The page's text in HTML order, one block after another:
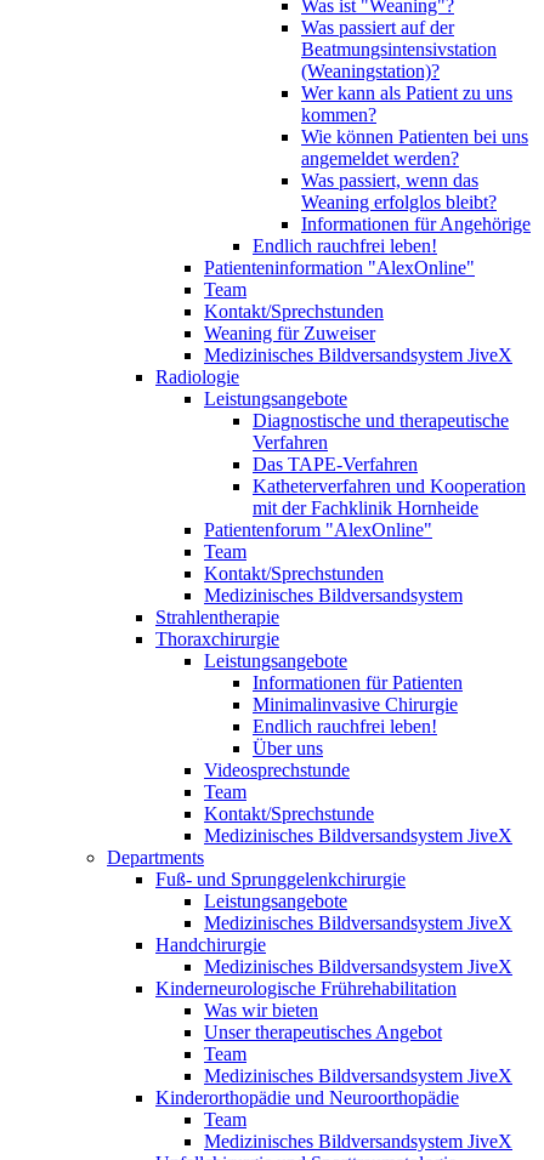
Was ist "Weaning"?
Was passiert auf der
Beatmungsintensivstation
(Weaningstation)?
Wer kann als Patient zu uns
kommen?
Wie können Patienten bei uns
angemeldet werden?
Was passiert, wenn das
Weaning erfolglos bleibt?
Informationen für Angehörige
Endlich rauchfrei leben!
Patienteninformation "AlexOnline"
Team
Kontakt/Sprechstunden
Weaning für Zuweiser
Medizinisches Bildversandsystem JiveX
Radiologie
Leistungsangebote
Diagnostische und therapeutische
Verfahren
Das TAPE-Verfahren
Katheterverfahren und Kooperation
mit der Fachklinik Hornheide
Patientenforum "AlexOnline"
Team
Kontakt/Sprechstunden
Medizinisches Bildversandsystem
Strahlentherapie
Thoraxchirurgie
Leistungsangebote
Informationen für Patienten
Minimalinvasive Chirurgie
Endlich rauchfrei leben!
Über uns
Videosprechstunde
Team
Kontakt/Sprechstunde
Medizinisches Bildversandsystem JiveX
Departments
Fuß- und Sprunggelenkchirurgie
Leistungsangebote
Medizinisches Bildversandsystem JiveX
Handchirurgie
Medizinisches Bildversandsystem JiveX
Kinderneurologische Frührehabilitation
Was wir bieten
Unser therapeutisches Angebot
Team
Medizinisches Bildversandsystem JiveX
Kinderorthopädie und Neuroorthopädie
Team
Medizinisches Bildversandsystem JiveX